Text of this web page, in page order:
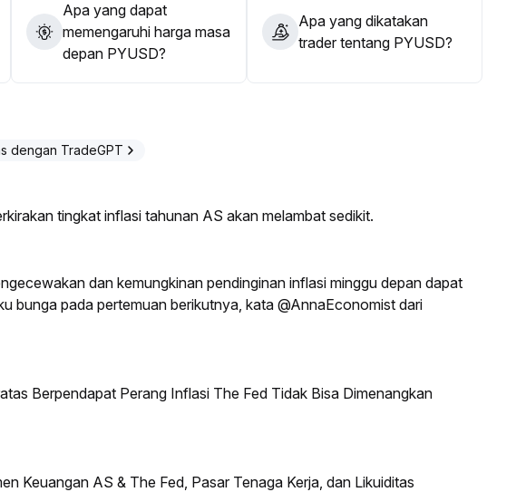
Apa yang dapat
memengaruhi harga masa
depan PYUSD?
Apa yang dikatakan
trader tentang PYUSD?
dengan TradeGPT
tingkat inflasi tahunan AS akan melambat sedikit.
dan kemungkinan pendinginan inflasi minggu depan dapat
bunga pada pertemuan berikutnya, kata @AnnaEconomist dari
Berpendapat Perang Inflasi The Fed Tidak Bisa Dimenangkan
Keuangan AS & The Fed, Pasar Tenaga Kerja, dan Likuiditas